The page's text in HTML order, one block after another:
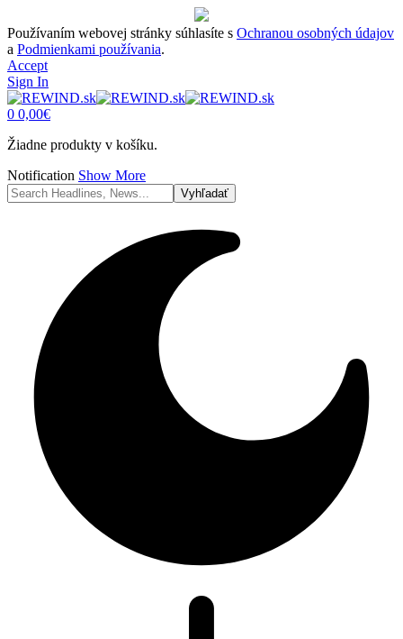
Používaním webovej stránky súhlasíte s Ochranou osobných údajov
a Podmienkami používania.
Accept
Sign In
0 0,00€
Žiadne produkty v košíku.
Notification Show More